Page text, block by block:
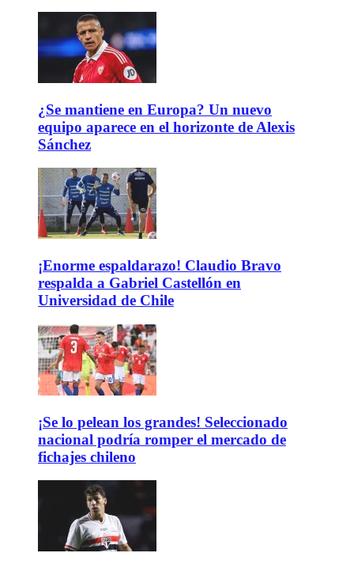
¿Se mantiene en Europa? Un nuevo
equipo aparece en el horizonte de Alexis
Sánchez
¡Enorme espaldarazo! Claudio Bravo
respalda a Gabriel Castellón en
Universidad de Chile
¡Se lo pelean los grandes! Seleccionado
nacional podría romper el mercado de
fichajes chileno